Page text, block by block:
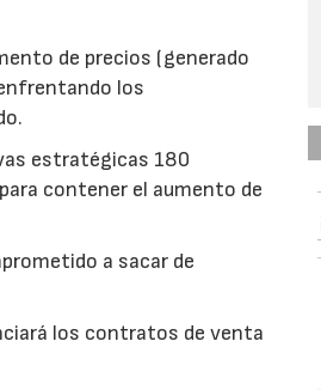
de precios (generado
los
estratégicas 180
contener el aumento de
a sacar de
los contratos de venta